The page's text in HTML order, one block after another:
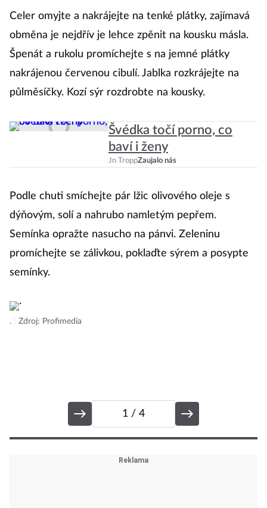
Celer omyjte a nakrájejte na tenké plátky, zajímavá
obměna je nejdřív je lehce zpěnit na kousku másla.
Špenát a rukolu promíchejte s na jemné plátky
nakrájenou červenou cibulí. Jablka rozkrájejte na
půlměsíčky. Kozí sýr rozdrobte na kousky.
Švédka točí porno, co
baví i ženy
Jn TroppZaujalo nás
Podle chuti smíchejte pár lžic olivového oleje s
dýňovým, solí a nahrubo namletým pepřem.
Semínka opražte nasucho na pánvi. Zeleninu
promíchejte se zálivkou, poklaďte sýrem a posypte
semínky.
. Zdroj: Profimedia
1 / 4